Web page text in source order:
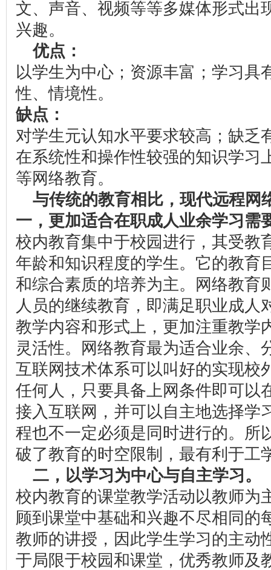
文、声音、视频等等多媒体形式出
兴趣。
优点：
以学生为中心；资源丰富；学习具
性、情境性。
缺点：
对学生元认知水平要求较高；缺乏
在系统性和操作性较强的知识学习
等网络教育。
与传统的教育相比，现代远程网
一，更加适合在职成人业余学习需
校内教育集中于校园进行，其受教
年龄和知识程度的学生。它的教育
和综合素质的培养为主。网络教育
人员的继续教育，即满足职业成人
教学内容和形式上，更加注重教学
灵活性。网络教育最为适合业余、
互联网技术体系可以叫好的实现校
任何人，只要具备上网条件即可以
接入互联网，并可以自主地选择学
程也不一定必须是同时进行的。所
破了教育的时空限制，最有利于工
二，以学习为中心与自主学习。
校内教育的课堂教学活动以教师为
顾到课堂中基础和兴趣不尽相同的
教师的讲授，因此学生学习的主动
于局限于校园和课堂，优秀教师及